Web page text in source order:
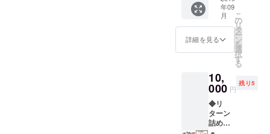
ます。
（リ
ターン
価格以
せ
ん。）
・一年
間有効
です。
（2020
の名前
入りデ
ザインT
シャツ
を提供
します
画像は
名前が
「トビ
ウオ」
の場
合）。
年09
月
詳細を見る
こ
の
リ
タ
ー
ン
を
選
択
す
る
10,
000 円
残り5
◆リ
ターン
詰め合